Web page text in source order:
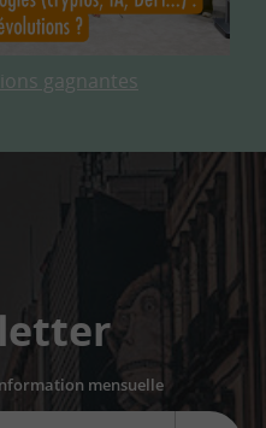
gagnantes
mensuelle